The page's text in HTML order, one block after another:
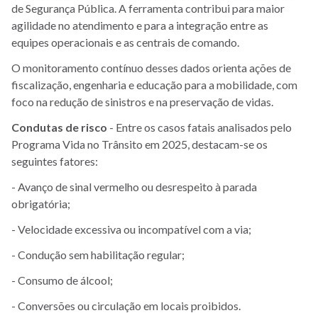
de Segurança Pública. A ferramenta contribui para maior
agilidade no atendimento e para a integração entre as
equipes operacionais e as centrais de comando.
O monitoramento contínuo desses dados orienta ações de
fiscalização, engenharia e educação para a mobilidade, com
foco na redução de sinistros e na preservação de vidas.
Condutas de risco - Entre os casos fatais analisados pelo
Programa Vida no Trânsito em 2025, destacam-se os
seguintes fatores:
- Avanço de sinal vermelho ou desrespeito à parada
obrigatória;
- Velocidade excessiva ou incompatível com a via;
- Condução sem habilitação regular;
- Consumo de álcool;
- Conversões ou circulação em locais proibidos.